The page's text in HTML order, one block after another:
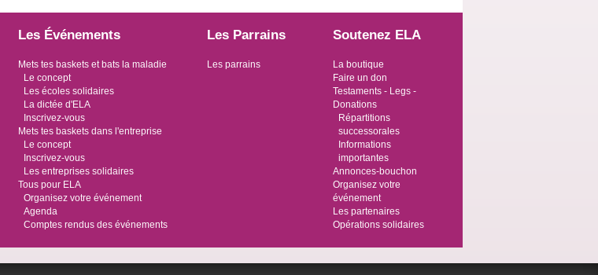
Les Événements
Mets tes baskets et bats la maladie
Le concept
Les écoles solidaires
La dictée d'ELA
Inscrivez-vous
Mets tes baskets dans l'entreprise
Le concept
Inscrivez-vous
Les entreprises solidaires
Tous pour ELA
Organisez votre événement
Agenda
Comptes rendus des événements
Les Parrains
Les parrains
Soutenez ELA
La boutique
Faire un don
Testaments - Legs -
Donations
Répartitions
successorales
Informations
importantes
Annonces-bouchon
Organisez votre
événement
Les partenaires
Opérations solidaires